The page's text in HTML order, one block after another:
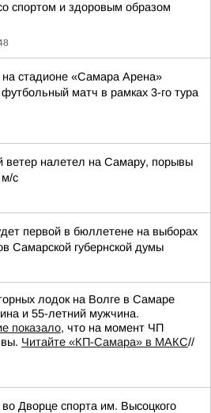
спортом и здоровым образом
стадионе «Самара Арена»
матч в рамках 3-го тура
ветер налетел на Самару, порывы
с
первой в бюллетене на выборах
Самарской губернской думы
лодок на Волге в Самаре
и 55-летний мужчина.
показало, что на момент ЧП
Читайте «КП-Самара» в МАКС//
Дворце спорта им. Высоцкого